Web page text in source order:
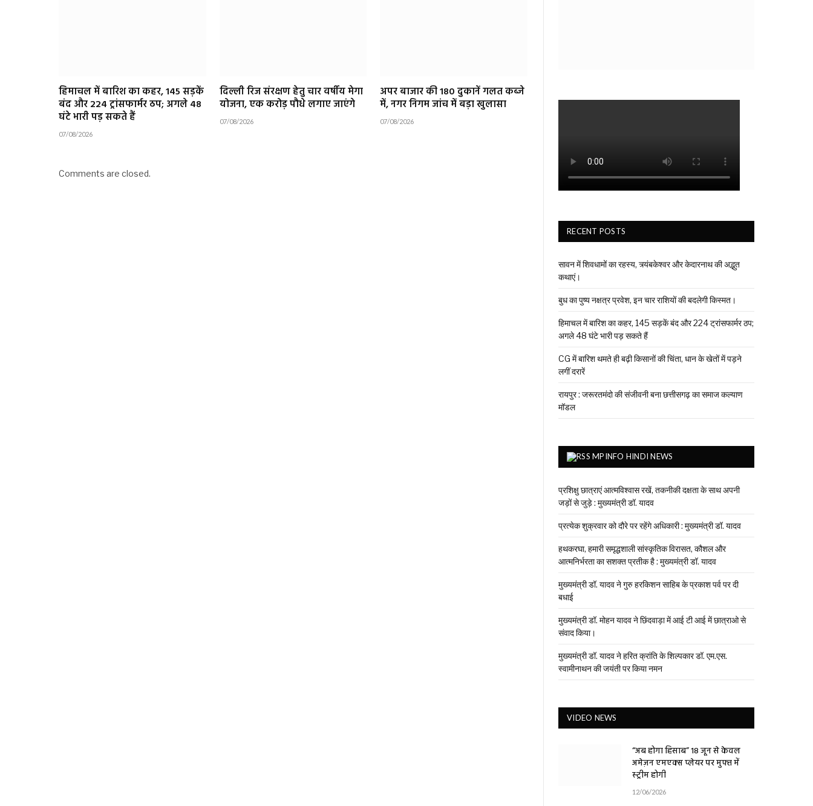
हिमाचल में बारिश का कहर, 145 सड़कें
बंद और 224 ट्रांसफार्मर ठप; अगले 48
घंटे भारी पड़ सकते हैं
07/08/2026
दिल्ली रिज संरक्षण हेतु चार वर्षीय मेगा
योजना, एक करोड़ पौधे लगाए जाएंगे
07/08/2026
अपर बाजार की 180 दुकानें गलत कब्जे
में, नगर निगम जांच में बड़ा खुलासा
07/08/2026
Comments are closed.
RECENT POSTS
सावन में शिवधामों का रहस्य, त्र्यंबकेश्वर और केदारनाथ की अद्भुत
कथाएं।
बुध का पुष्य नक्षत्र प्रवेश, इन चार राशियों की बदलेगी किस्मत।
हिमाचल में बारिश का कहर, 145 सड़कें बंद और 224 ट्रांसफार्मर ठप;
अगले 48 घंटे भारी पड़ सकते हैं
CG में बारिश थमते ही बढ़ी किसानों की चिंता, धान के खेतों में पड़ने
लगीं दरारें
रायपुर : जरूरतमंदो की संजीवनी बना छत्तीसगढ़ का समाज कल्याण
मॉडल
MPINFO HINDI NEWS
प्रशिक्षु छात्राएं आत्मविश्वास रखें, तकनीकी दक्षता के साथ अपनी
जड़ों से जुड़े : मुख्यमंत्री डॉ. यादव
प्रत्येक शुक्रवार को दौरे पर रहेंगे अधिकारी : मुख्यमंत्री डॉ. यादव
हथकरघा, हमारी समृद्धशाली सांस्कृतिक विरासत, कौशल और
आत्मनिर्भरता का सशक्त प्रतीक है : मुख्यमंत्री डॉ. यादव
मुख्यमंत्री डॉ. यादव ने गुरु हरकिशन साहिब के प्रकाश पर्व पर दी
बधाई
मुख्यमंत्री डॉ. मोहन यादव ने छिंदवाड़ा में आई टी आई में छात्राओ से
संवाद किया।
मुख्यमंत्री डॉ. यादव ने हरित क्रांति के शिल्पकार डॉ. एम.एस.
स्वामीनाथन की जयंती पर किया नमन
VIDEO NEWS
“अब होगा हिसाब” 18 जून से केवल
अमेज़न एमएक्स प्लेयर पर मुफ्त में
स्ट्रीम होगी
12/06/2026